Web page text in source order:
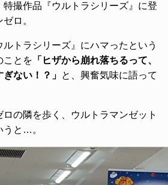
撮作品『ウルトラシリーズ』に登
ロ。
トラシリーズ』にハマったという
ことを 「ヒザから崩れ落ちるって、
ない！？」 と、興奮気味に語って
の隣を歩く、ウルトラマンゼット
うと…。